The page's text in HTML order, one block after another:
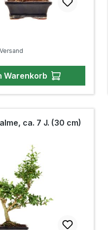
Warenkorb
ca. 7 J. (30 cm)